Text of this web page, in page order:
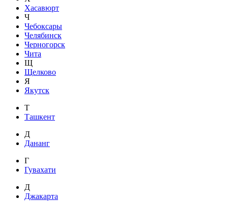
Хасавюрт
Ч
Чебоксары
Челябинск
Черногорск
Чита
Щ
Щелково
Я
Якутск
Т
Ташкент
Д
Дананг
Г
Гувахати
Д
Джакарта